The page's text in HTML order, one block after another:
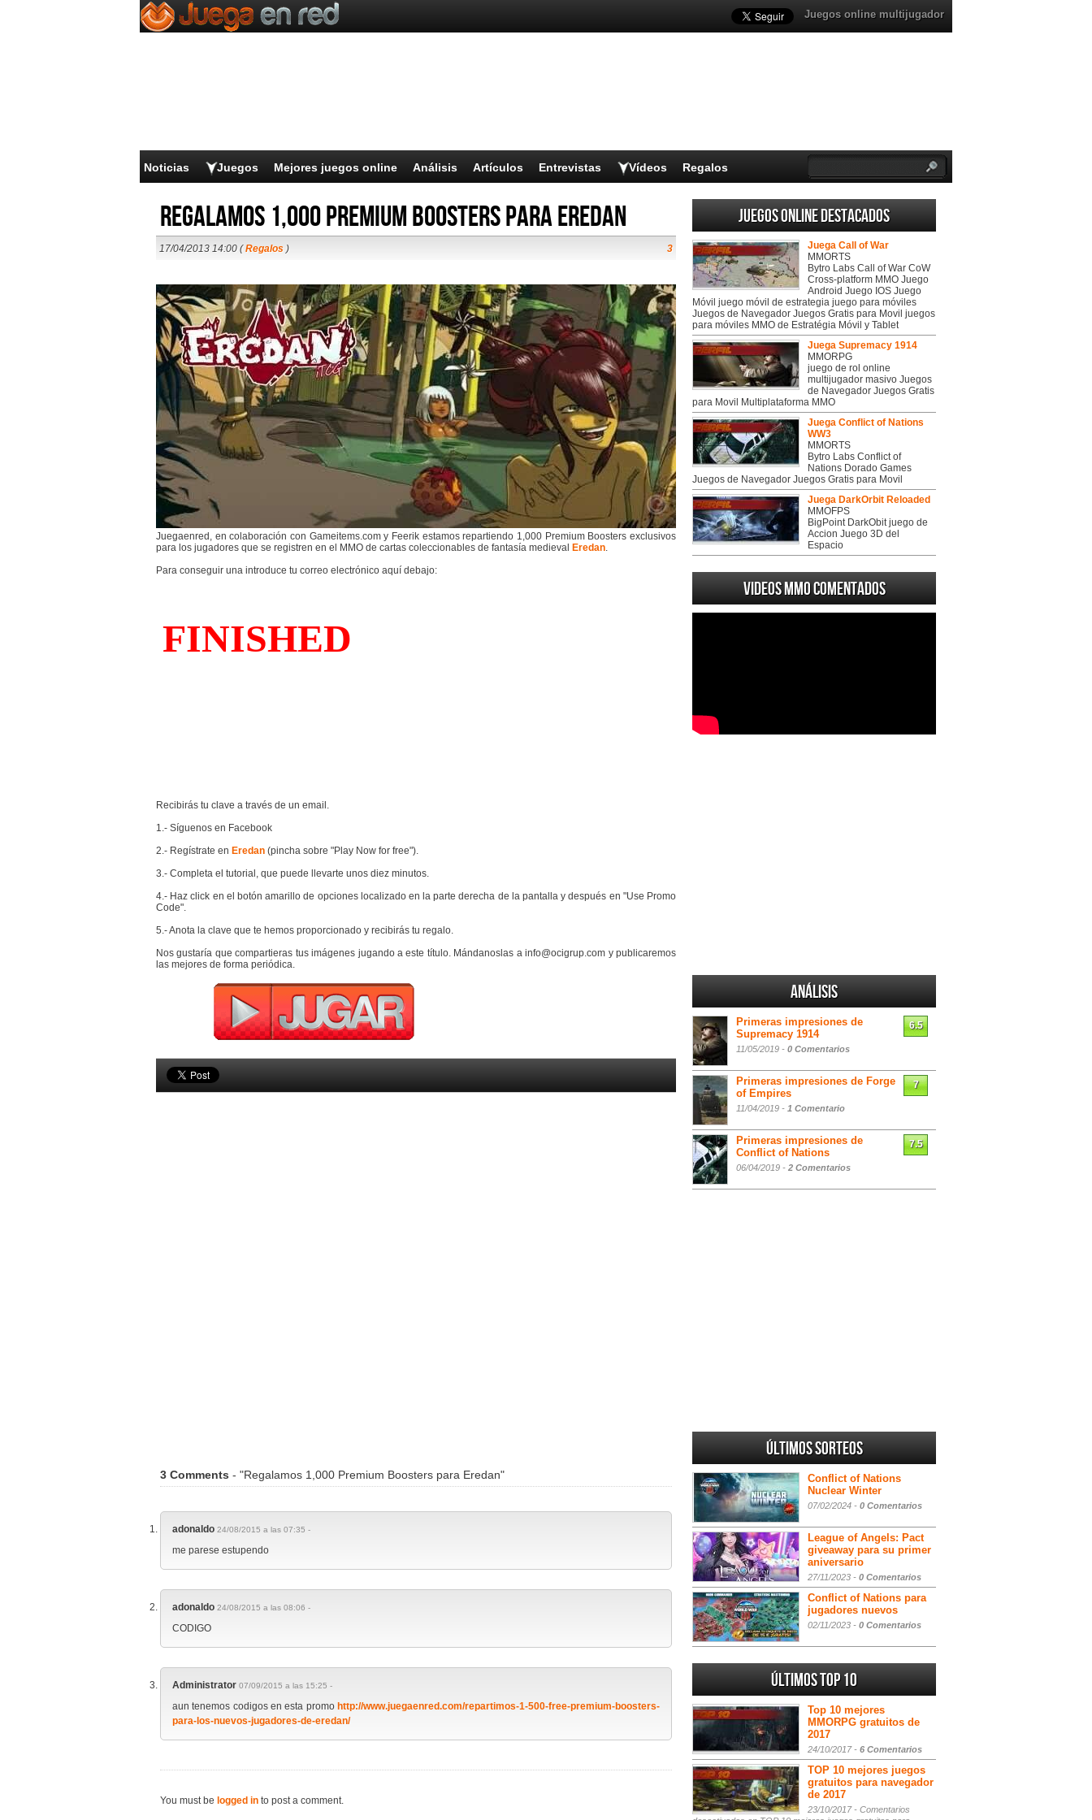
Juegos online multijugador
Noticias Juegos Mejores juegos online Análisis Artículos Entrevistas Vídeos Regalos
Regalamos 1,000 Premium Boosters para Eredan
17/04/2013 14:00 (Regalos ) 3
Juegaenred, en colaboración con Gameitems.com y Feerik estamos repartiendo 1,000 Premium Boosters exclusivos
para los jugadores que se registren en el MMO de cartas coleccionables de fantasía medieval Eredan.
Para conseguir una introduce tu correo electrónico aquí debajo:
Recibirás tu clave a través de un email.
1.- Síguenos en Facebook
2.- Regístrate en Eredan (pincha sobre "Play Now for free").
3.- Completa el tutorial, que puede llevarte unos diez minutos.
4.- Haz click en el botón amarillo de opciones localizado en la parte derecha de la pantalla y después en "Use Promo
Code".
5.- Anota la clave que te hemos proporcionado y recibirás tu regalo.
Nos gustaría que compartieras tus imágenes jugando a este título. Mándanoslas a info@ocigrup.com y publicaremos
las mejores de forma periódica.
3 Comments - "Regalamos 1,000 Premium Boosters para Eredan"
adonaldo 24/08/2015 a las 07:35 -
me parese estupendo
adonaldo 24/08/2015 a las 08:06 -
CODIGO
Administrator 07/09/2015 a las 15:25 -
aun tenemos codigos en esta promo http://www.juegaenred.com/repartimos-1-500-free-premium-boosters-
para-los-nuevos-jugadores-de-eredan/
You must be logged in to post a comment.
Juegos online destacados
Juega Call of War
MMORTS
Bytro Labs Call of War CoW
Cross-platform MMO Juego
Android Juego IOS Juego
Móvil juego móvil de estrategia juego para móviles
Juegos de Navegador Juegos Gratis para Movil juegos
para móviles MMO de Estratégia Móvil y Tablet
Juega Supremacy 1914
MMORPG
juego de rol online
multijugador masivo Juegos
de Navegador Juegos Gratis
para Movil Multiplataforma MMO
Juega Conflict of Nations
WW3
MMORTS
Bytro Labs Conflict of
Nations Dorado Games
Juegos de Navegador Juegos Gratis para Movil
Juega DarkOrbit Reloaded
MMOFPS
BigPoint DarkObit juego de
Accion Juego 3D del
Espacio
Videos MMO Comentados
Análisis
Primeras impresiones de
Supremacy 1914
11/05/2019 - 0 Comentarios
6.5
Primeras impresiones de Forge
of Empires
11/04/2019 - 1 Comentario
7
Primeras impresiones de
Conflict of Nations
06/04/2019 - 2 Comentarios
7.5
Últimos sorteos
Conflict of Nations
Nuclear Winter
07/02/2024 - 0 Comentarios
League of Angels: Pact
giveaway para su primer
aniversario
27/11/2023 - 0 Comentarios
Conflict of Nations para
jugadores nuevos
02/11/2023 - 0 Comentarios
Últimos Top 10
Top 10 mejores
MMORPG gratuitos de
2017
24/10/2017 - 6 Comentarios
TOP 10 mejores juegos
gratuitos para navegador
de 2017
23/10/2017 - Comentarios